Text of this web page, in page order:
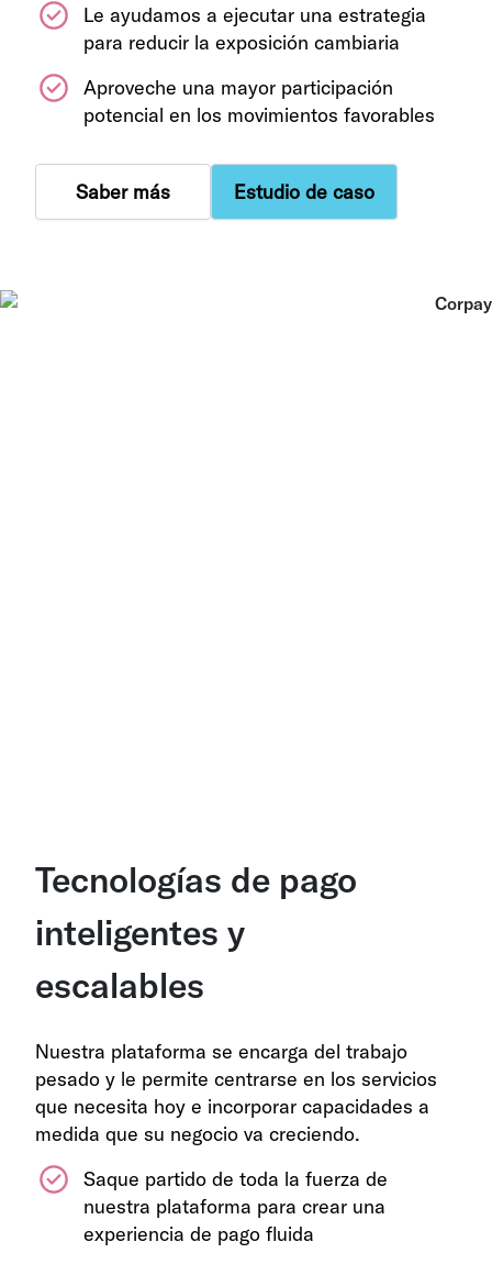
Le ayudamos a ejecutar una estrategia
para reducir la exposición cambiaria
Aproveche una mayor participación
potencial en los movimientos favorables
Saber más Estudio de caso
Tecnologías de pago
inteligentes y
escalables
Nuestra plataforma se encarga del trabajo
pesado y le permite centrarse en los servicios
que necesita hoy e incorporar capacidades a
medida que su negocio va creciendo.
Saque partido de toda la fuerza de
nuestra plataforma para crear una
experiencia de pago fluida